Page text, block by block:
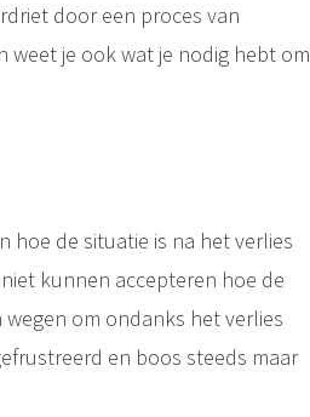
door een proces van
weet je ook wat je nodig hebt om
hoe de situatie is na het verlies
kunnen accepteren hoe de
om ondanks het verlies
en boos steeds maar